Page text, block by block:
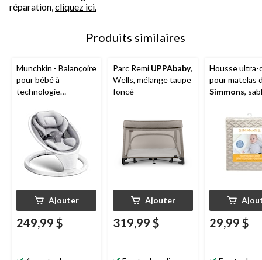
réparation, cliquez ici.
Produits similaires
Munchkin - Balançoire
pour bébé à
technologie
Ajouter
249,99 $
Parc Remi UPPAbaby,
Wells, mélange taupe
foncé
Ajouter
319,99 $
Housse ultra-
pour matelas
Simmons,
29,99 $